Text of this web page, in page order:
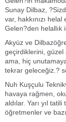
Sunay Dilbaz,
var, hakkınızı
Gelen?den helallık
Akyüz ve
geçirdiklerini, güzel
ama, hiç
tekrar geleceğiz.?
Nuh Kuşçulu
havaya rağmen,
aldılar. Yarı yıl
öğretmenler ve